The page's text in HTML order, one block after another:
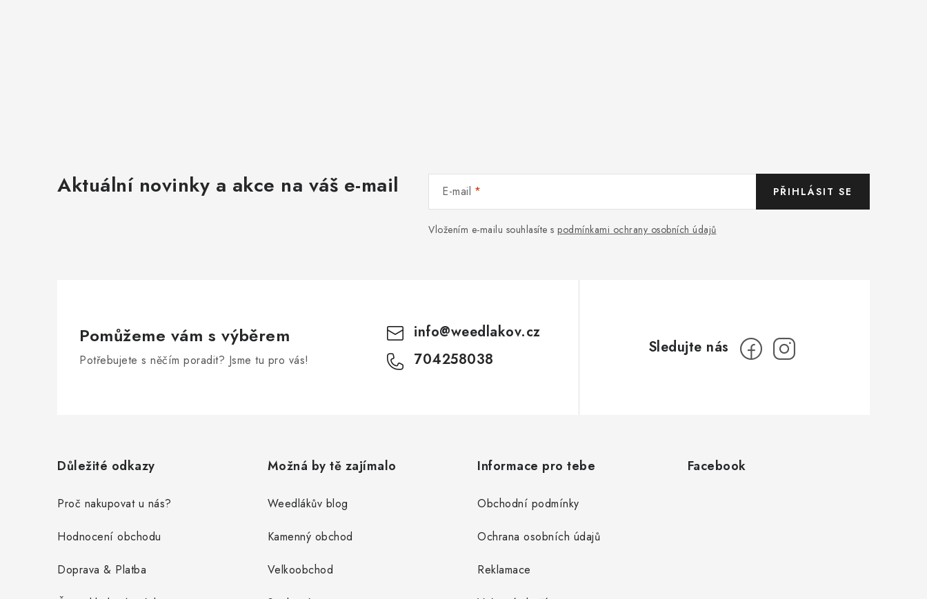
Aktuální novinky a akce na váš e-mail E-mail
Vložením e-mailu souhlasíte s podmínkami ochrany osobních údajů
PŘIHLÁSIT SE
Pomůžeme vám s výběrem
Potřebujete s něčím poradit? Jsme tu pro vás!
info@weedlakov.cz
704258038
Důležité odkazy
Proč nakupovat u nás?
Hodnocení obchodu
Doprava & Platba
Možná by tě zajímalo
Weedlákův blog
Kamenný obchod
Velkoobchod
Informace pro tebe
Obchodní podmínky
Ochrana osobních údajů
Reklamace
Facebook